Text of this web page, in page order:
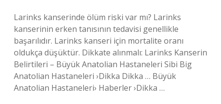
Larinks kanserinde ölüm riski var mı? Larinks
kanserinin erken tanısının tedavisi genellikle
başarılıdır. Larinks kanseri için mortalite oranı
oldukça düşüktür. Dikkate alınmalı: Larinks Kanserin
Belirtileri – Büyük Anatolian Hastaneleri Sibi Big
Anatolian Hastaneleri ›Dikka Dikka … Büyük
Anatolian Hastaneleri› Haberler ›Dikka …